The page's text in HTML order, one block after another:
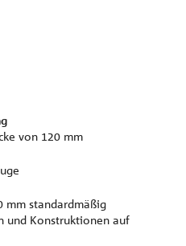
von 120 mm
mm standardmäßig
und Konstruktionen auf